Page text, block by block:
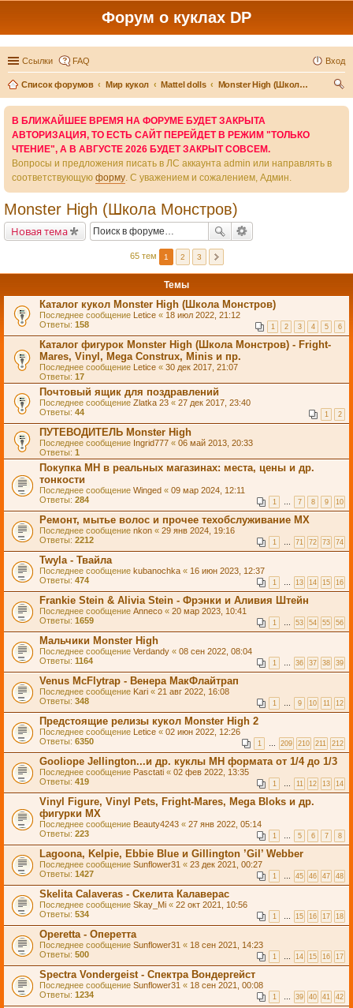
Форум о куклах DP
Ссылки FAQ Вход
Список форумов Мир кукол Mattel dolls
Monster High (Школа Монстров)
В БЛИЖАЙШЕЕ ВРЕМЯ НА ФОРУМЕ БУДЕТ ЗАКРЫТА
АВТОРИЗАЦИЯ, ТО ЕСТЬ САЙТ ПЕРЕЙДЕТ В РЕЖИМ "ТОЛЬКО
ЧТЕНИЕ", А В АВГУСТЕ 2026 БУДЕТ ЗАКРЫТ СОВСЕМ.
Вопросы и предложения писать в ЛС аккаунта admin или направлять в
соответствующую форму. С уважением и сожалением, Админ.
Monster High (Школа Монстров)
Новая тема
65 тем 1 2 3
Темы
Каталог кукол Monster High (Школа Монстров)
Последнее сообщение Letice « 18 июл 2022, 21:12
Ответы: 158 1 2 3 4 5 6
Каталог фигурок Monster High (Школа Монстров) - Fright-
Mares, Vinyl, Mega Construx, Minis и пр.
Последнее сообщение Letice « 30 дек 2017, 21:07
Ответы: 17
Почтовый ящик для поздравлений
Последнее сообщение Zlatka 23 « 27 дек 2017, 23:40
Ответы: 44 1 2
ПУТЕВОДИТЕЛЬ Monster High
Последнее сообщение Ingrid777 « 06 май 2013, 20:33
Ответы: 1
Покупка MH в реальных магазинах: места, цены и др.
тонкости
Последнее сообщение Winged « 09 мар 2024, 12:11
Ответы: 284 1 … 7 8 9 10
Ремонт, мытье волос и прочее техобслуживание МХ
Последнее сообщение nkon « 29 янв 2024, 19:16
Ответы: 2212 1 … 71 72 73 74
Twyla - Твайла
Последнее сообщение kubanochka « 16 июн 2023, 12:37
Ответы: 474 1 … 13 14 15 16
Frankie Stein & Alivia Stein - Фрэнки и Аливия Штейн
Последнее сообщение Anneco « 20 мар 2023, 10:41
Ответы: 1659 1 … 53 54 55 56
Мальчики Monster High
Последнее сообщение Verdandy « 08 сен 2022, 08:04
Ответы: 1164 1 … 36 37 38 39
Venus McFlytrap - Венера МакФлайтрап
Последнее сообщение Kari « 21 авг 2022, 16:08
Ответы: 348 1 … 9 10 11 12
Предстоящие релизы кукол Monster High 2
Последнее сообщение Letice « 02 июн 2022, 12:26
Ответы: 6350 1 … 209 210 211 212
Gooliope Jellington...и др. куклы МН формата от 1/4 до 1/3
Последнее сообщение Pasctati « 02 фев 2022, 13:35
Ответы: 419 1 … 11 12 13 14
Vinyl Figure, Vinyl Pets, Fright-Mares, Mega Bloks и др.
фигурки МХ
Последнее сообщение Beauty4243 « 27 янв 2022, 05:14
Ответы: 223 1 … 5 6 7 8
Lagoona, Kelpie, Ebbie Blue и Gillington ’Gil’ Webber
Последнее сообщение Sunflower31 « 23 дек 2021, 00:27
Ответы: 1427 1 … 45 46 47 48
Skelita Calaveras - Скелита Калаверас
Последнее сообщение Skay_Mi « 22 окт 2021, 10:56
Ответы: 534 1 … 15 16 17 18
Operetta - Оперетта
Последнее сообщение Sunflower31 « 18 сен 2021, 14:23
Ответы: 500 1 … 14 15 16 17
Spectra Vondergeist - Спектра Вондергейст
Последнее сообщение Sunflower31 « 18 сен 2021, 00:08
Ответы: 1234 1 … 39 40 41 42